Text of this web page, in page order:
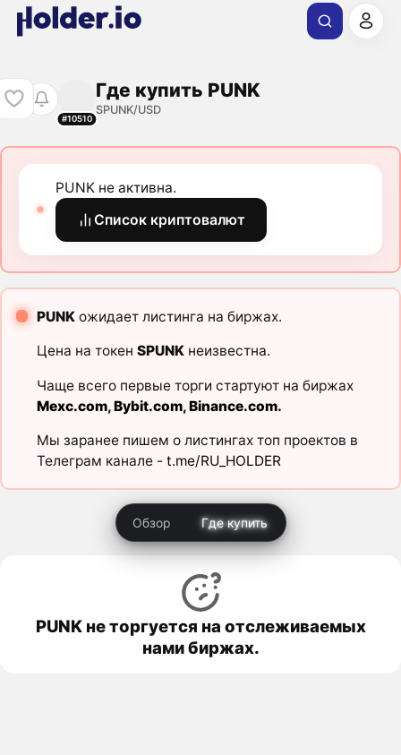
#10510
Где купить PUNK
SPUNK/USD
PUNK не активна.
Список криптовалют
PUNKожидает листинга на биржах.
Цена на токен SPUNKнеизвестна.
Чаще всего первые торги стартуют на биржах
Mexc.com,Bybit.com,Binance.com.
Мы заранее пишем о листингах топ проектов в
Телеграм канале - t.me/RU_HOLDER
Обзор Где купить
PUNK не торгуется на отслеживаемых
нами биржах.